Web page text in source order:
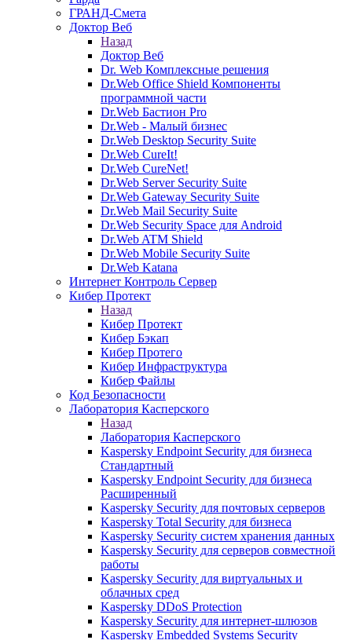
ГРАНД-Смета
Доктор Веб
Назад
Доктор Веб
Dr. Web Комплексные решения
Dr.Web Office Shield Компоненты
программной части
Dr.Web Бастион Pro
Dr.Web - Малый бизнес
Dr.Web Desktop Security Suite
Dr.Web CureIt!
Dr.Web CureNet!
Dr.Web Server Security Suite
Dr.Web Gateway Security Suite
Dr.Web Mail Security Suite
Dr.Web Security Space для Android
Dr.Web ATM Shield
Dr.Web Mobile Security Suite
Dr.Web Katana
Интернет Контроль Сервер
Кибер Протект
Назад
Кибер Протект
Кибер Бэкап
Кибер Протего
Кибер Инфраструктура
Кибер Файлы
Код Безопасности
Лаборатория Касперского
Назад
Лаборатория Касперского
Kaspersky Endpoint Security для бизнеса
Стандартный
Kaspersky Endpoint Security для бизнеса
Расширенный
Kaspersky Security для почтовых серверов
Kaspersky Total Security для бизнеса
Kaspersky Security систем хранения данных
Kaspersky Security для серверов совместной
работы
Kaspersky Security для виртуальных и
облачных сред
Kaspersky DDoS Protection
Kaspersky Security для интернет-шлюзов
Kaspersky Embedded Systems Security